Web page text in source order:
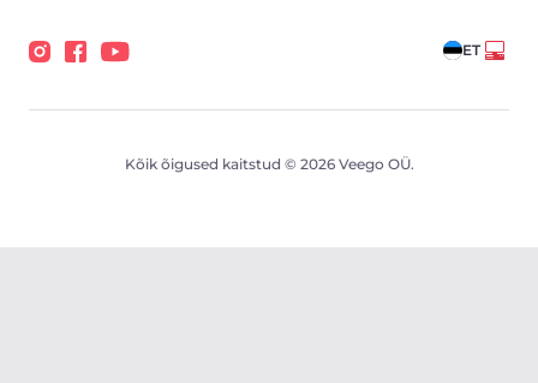
ET
Kõik õigused kaitstud © 2026 Veego OÜ.